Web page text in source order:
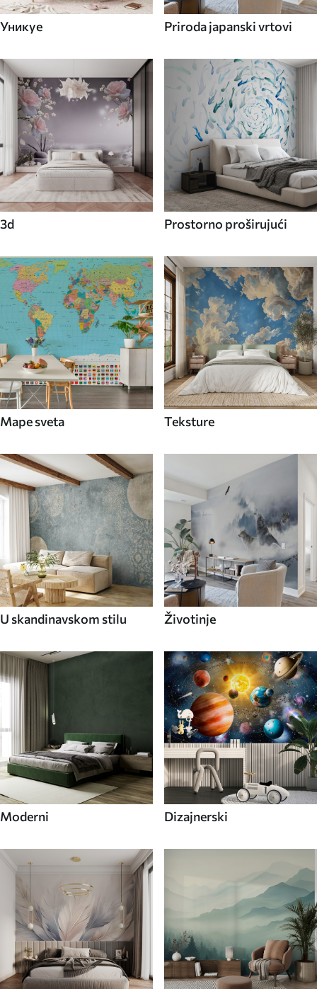
Уникуе Priroda japanski vrtovi
3d Prostorno proširujući
Mape sveta Teksture
U skandinavskom stilu Životinje
Moderni Dizajnerski